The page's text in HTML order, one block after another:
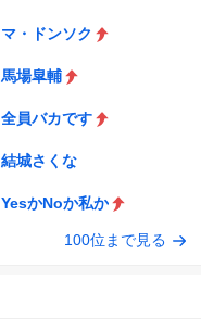
マ・ドンソク
馬場皐輔
全員バカです
結城さくな
YesかNoか私か
100位まで見る